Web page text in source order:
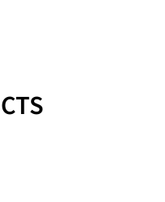
品は採寸方法や生産時
場合があります。予め
、洗濯や使用により若
す。お手入れ方法はタ